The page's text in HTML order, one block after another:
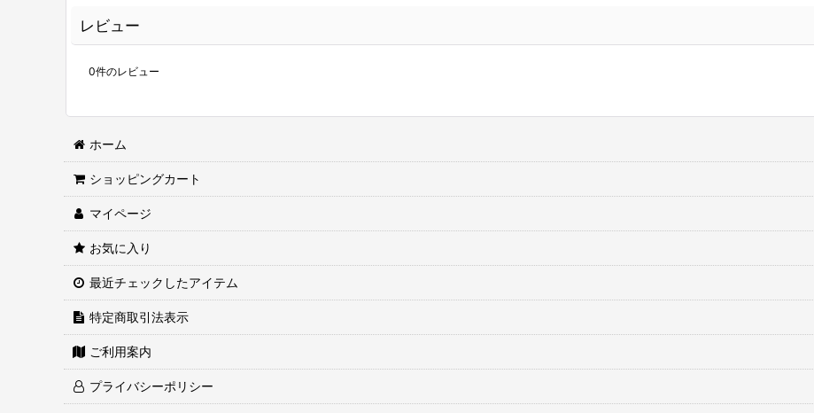
レビュー
0件のレビュー
ホーム
ショッピングカート
マイページ
お気に入り
最近チェックしたアイテム
特定商取引法表示
ご利用案内
プライバシーポリシー